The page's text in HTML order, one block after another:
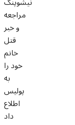
مراجعه
و خبر
قتل
خانم
خود را
به
پوليس
اطلاع
داد